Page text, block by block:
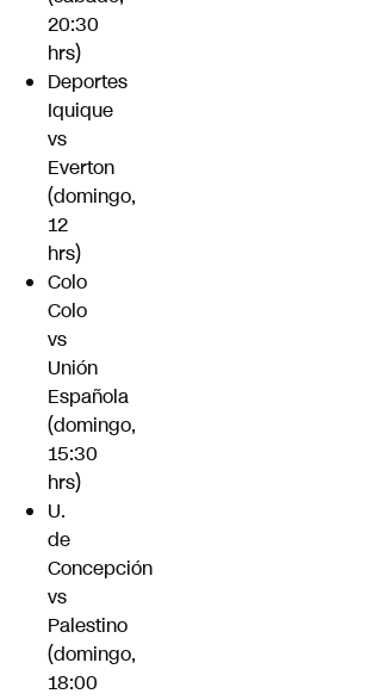
20:30
hrs)
Deportes
Iquique
vs
Everton
(domingo,
12
hrs)
Colo
Colo
vs
Unión
Española
(domingo,
15:30
hrs)
U.
de
Concepción
vs
Palestino
(domingo,
18:00